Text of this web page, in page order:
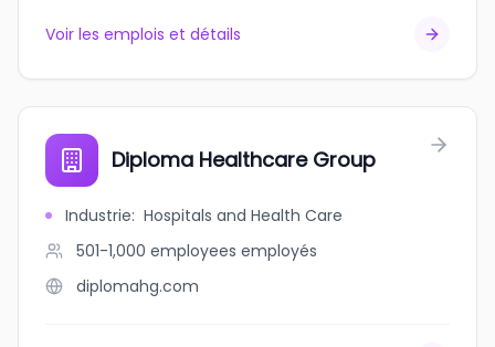
Voir les emplois et détails
Diploma Healthcare Group
Industrie: Hospitals and Health Care
501-1,000 employees employés
diplomahg.com